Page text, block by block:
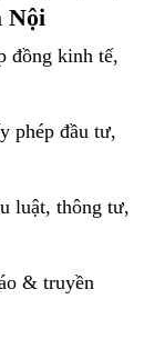
Nội
đồng kinh tế,
phép đầu tư,
luật, thông tư,
& truyền